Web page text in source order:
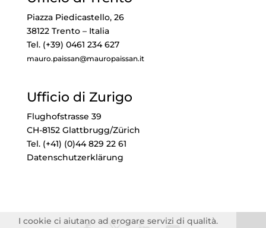
Piazza Piedicastello, 26
38122 Trento – Italia
Tel. (+39) 0461 234 627
mauro.paissan@mauropaissan.it
Ufficio di Zurigo
Flughofstrasse 39
CH-8152 Glattbrugg/Zürich
Tel. (+41) (0)44 829 22 61
Datenschutzerklärung
I cookie ci aiutano ad erogare servizi di qualità.